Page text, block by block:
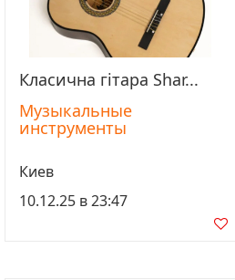
Просмотреть
Класична гітара Shar...
Музыкальные
инструменты
Киев
10.12.25 в 23:47